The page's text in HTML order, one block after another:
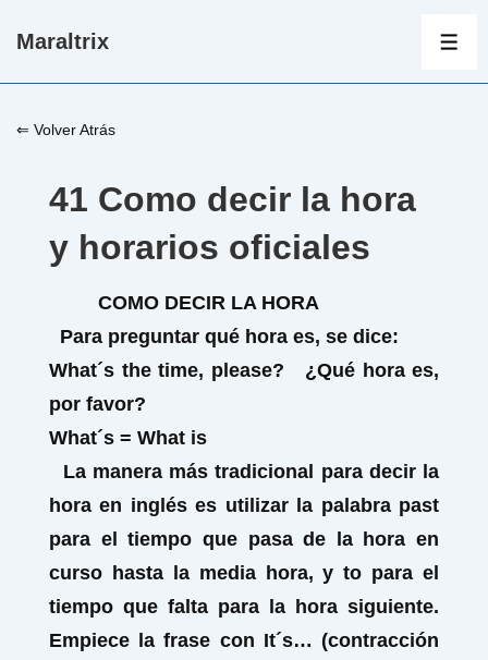
Saltar
principal
Maraltrix
⇐ Volver Atrás
41 Como decir la hora
y horarios oficiales
COMO DECIR LA HORA
Para preguntar qué hora es, se dice:
What´s the time, please? ¿Qué hora es,
por favor?
What´s = What is
La manera más tradicional para decir la
hora en inglés es utilizar la palabra past
para el tiempo que pasa de la hora en
curso hasta la media hora, y to para el
tiempo que falta para la hora siguiente.
Empiece la frase con It´s… (contracción